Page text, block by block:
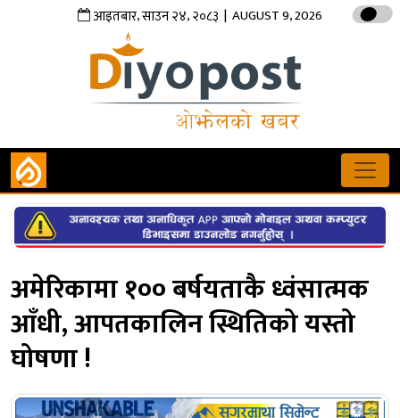
आइतबार,साउन२४,२०८३ | AUGUST 9, 2026
अमेरिकामा १०० बर्षयताकै ध्वंसात्मक
आँधी, आपतकालिन स्थितिको यस्तो
घोषणा !